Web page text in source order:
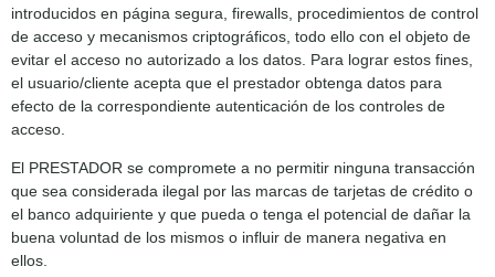
introducidos en página segura, firewalls, procedimientos de control
de acceso y mecanismos criptográficos, todo ello con el objeto de
evitar el acceso no autorizado a los datos. Para lograr estos fines,
el usuario/cliente acepta que el prestador obtenga datos para
efecto de la correspondiente autenticación de los controles de
acceso.
El PRESTADOR se compromete a no permitir ninguna transacción
que sea considerada ilegal por las marcas de tarjetas de crédito o
el banco adquiriente y que pueda o tenga el potencial de dañar la
buena voluntad de los mismos o influir de manera negativa en
ellos.